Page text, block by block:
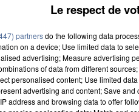
Le respect de
partnersdo the following data
on a device; Use limited data to
advertising; Measure advertising
of data from different
personalised content; Use limited
advertising and content; Save
address and browsing data to offer